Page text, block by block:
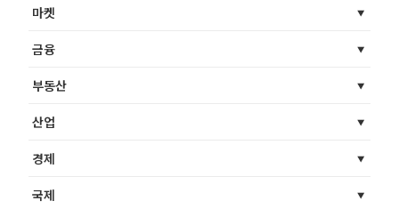
마켓
금융
부동산
산업
경제
국제